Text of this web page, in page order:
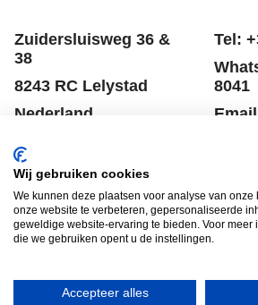
Zuidersluisweg 36 &
38
8243 RC Lelystad
Nederland
Informatie
Tel:
8041
Contact
Voorwaarden
Winkelmandje
Belgie
Wij gebruiken cookies
We kunnen deze plaatsen voor analyse van
onze website te verbeteren, gepersonaliseerde
geweldige website-ervaring te bieden. Voor meer
die we gebruiken opent u de instellingen.
Accepteer alles